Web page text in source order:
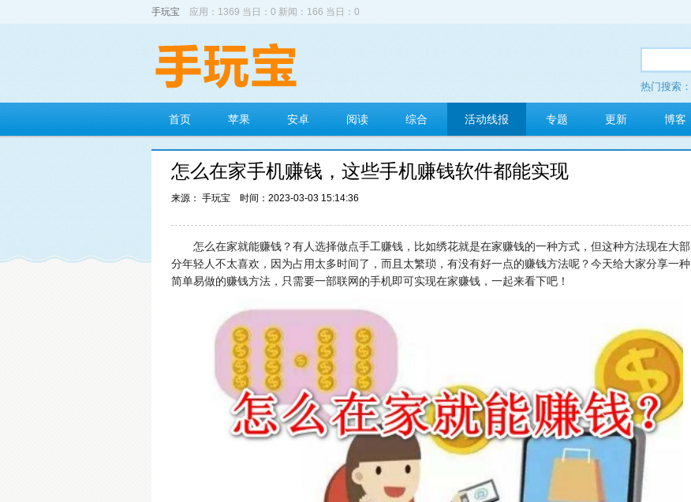
手玩宝 应用：1369 当日：0 新闻：166 当日：0
热门搜索：
多玩红包
首页 苹果 安卓 阅读 综合 活动线报 专题 更新 博客
怎么在家手机赚钱，这些手机赚钱软件都能实现
来源： 手玩宝 时间：2023-03-03 15:14:36
怎么在家就能赚钱？有人选择做点手工赚钱，比如绣花就是在家赚钱的一种方式，但这种方法现在大部
分年轻人不太喜欢，因为占用太多时间了，而且太繁琐，有没有好一点的赚钱方法呢？今天给大家分享一种
简单易做的赚钱方法，只需要一部联网的手机即可实现在家赚钱，一起来看下吧！